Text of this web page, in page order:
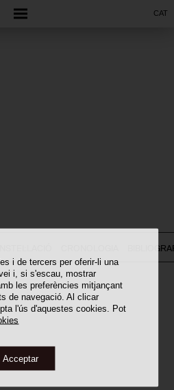
i de tercers per oferir-li una
i, si s'escau, mostrar
les preferències mitjançant
de navegació. Al clicar
l'ús d'aquestes cookies. Pot
Acceptar
CAT
Tortosa